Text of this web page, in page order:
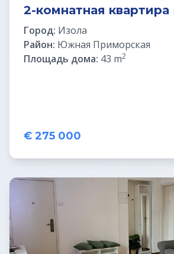
2-комнатная
Город: Изола
Район: Южная Приморская
Площадь дома: 43 m2
€ 275 000